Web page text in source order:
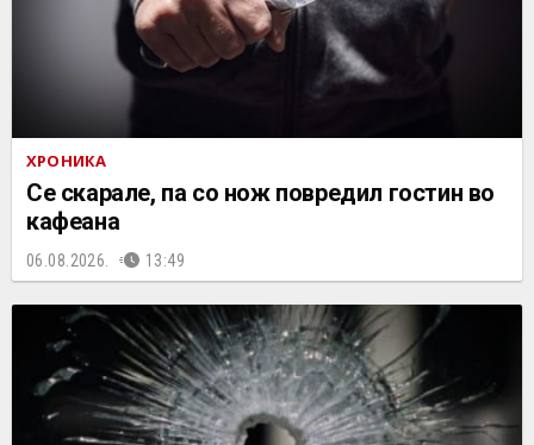
ХРОНИКА
Се скарале, па со нож повредил гостин во
кафеана
06.08.2026. 13:49